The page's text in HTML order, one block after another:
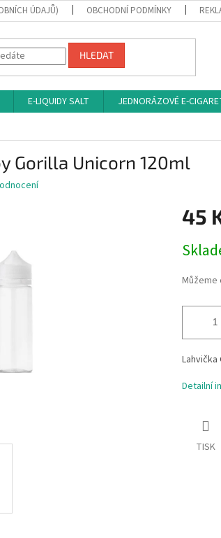
ÚDAJŮ) OBCHODNÍ PODMÍNKY
HLEDAT
E-LIQUIDY SALT JEDNORÁZOVÉ E-
Gorilla Unicorn 120ml
45
cena:
Můžeme
Lahvička
Detailní
TISK